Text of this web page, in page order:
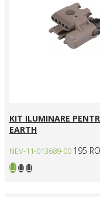
KIT ILUMINARE
EARTH
NEV-11-013689-00 195